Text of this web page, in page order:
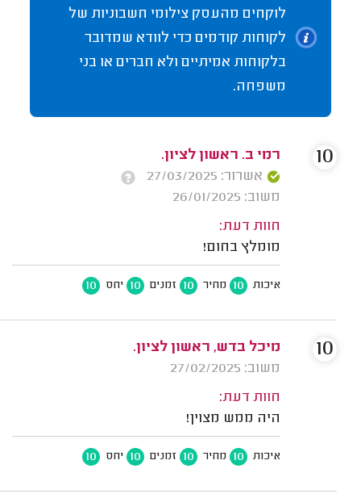
לוקחים מהעסק צילומי חשבוניות של
לקוחות קודמים כדי לוודא שמדובר
בלקוחות אמיתיים ולא חברים או בני
משפחה.
רמי ב. ראשון לציון.
אשרור: 27/03/2025
משוב: 26/01/2025
חוות דעת:
מומלץ בחום!
איכות 10 מחיר 10 זמנים 10 יחס 10
10
מיכל בדש, ראשון לציון.
משוב: 27/02/2025
חוות דעת:
היה ממש מצוין!
איכות 10 מחיר 10 זמנים 10 יחס 10
10